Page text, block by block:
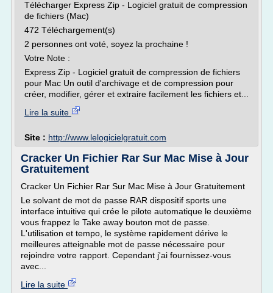
Télécharger Express Zip - Logiciel gratuit de compression
de fichiers (Mac)
472 Téléchargement(s)
2 personnes ont voté, soyez la prochaine !
Votre Note :
Express Zip - Logiciel gratuit de compression de fichiers
pour Mac Un outil d'archivage et de compression pour
créer, modifier, gérer et extraire facilement les fichiers et...
Lire la suite
Site : http://www.lelogicielgratuit.com
Cracker Un Fichier Rar Sur Mac Mise à Jour
Gratuitement
Cracker Un Fichier Rar Sur Mac Mise à Jour Gratuitement
Le solvant de mot de passe RAR dispositif sports une
interface intuitive qui crée le pilote automatique le deuxième
vous frappez le Take away bouton mot de passe.
L'utilisation et tempo, le système rapidement dérive le
meilleures atteignable mot de passe nécessaire pour
rejoindre votre rapport. Cependant j'ai fournissez-vous
avec...
Lire la suite